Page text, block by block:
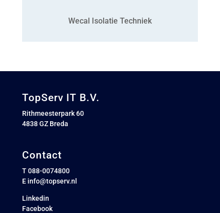
Wecal Isolatie Techniek
TopServ IT B.V.
Rithmeesterpark 60
4838 GZ Breda
Contact
T 088-0074800
E info@topserv.nl
Linkedin
Facebook